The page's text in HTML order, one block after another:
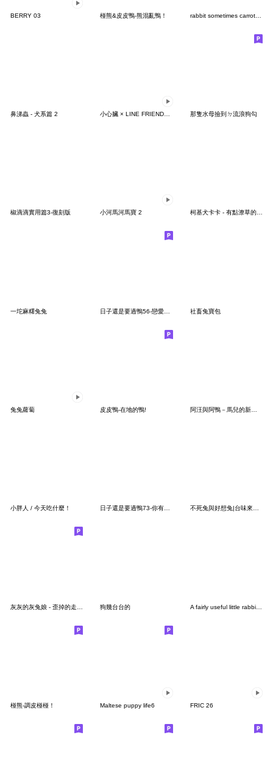
BERRY 03 椪熊&皮皮鴨-熊混亂鴨！ rabbit sometimes carrot no text 12
鼻涕蟲 - 犬系篇 2 那隻水母撿到ㄉ流浪狗勾
椒滴滴實用篇3-復刻版 小河馬河馬寶 2 柯基犬卡卡 - 有點潦草的卡娜篇
一坨麻糬兔兔 社畜兔寶包
兔兔蘿蔔 皮皮鴨-在地的鴨! 阿汪與阿鴨－馬兒的新年來了哇ദിᐢᓀ .ᓂᐢ₎
小胖人 / 今天吃什麼！ 日子還是要過鴨73-你有看到我的鼻子嗎？ 不死兔與好想兔|台味來作伙
狗幾台台的 A fairly useful little rabbit ver3
椪熊-調皮椪椪！ Maltese puppy life6 FRIC 26